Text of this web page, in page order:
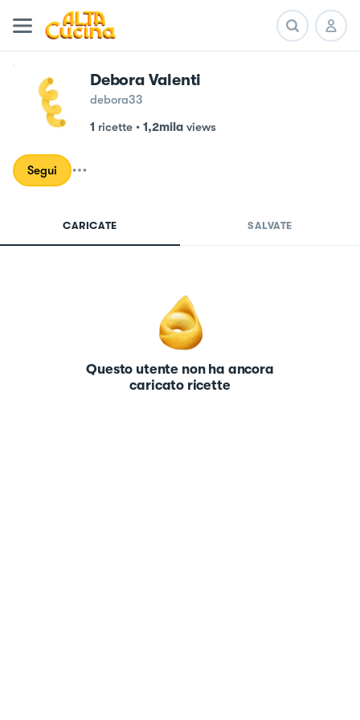
Debora Valenti
debora33
1 ricette • 1,2mila views
Segui
CARICATE SALVATE
Questo utente non ha ancora
caricato ricette